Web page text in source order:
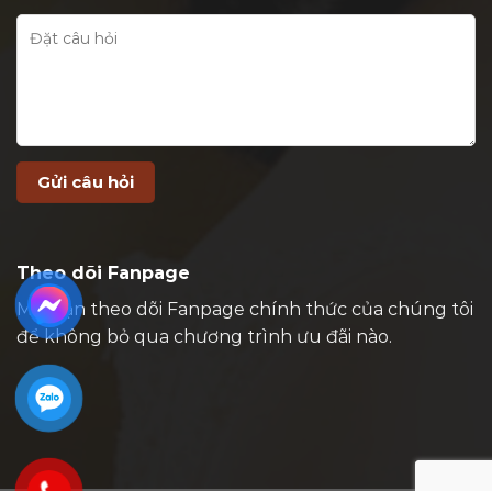
Theo dõi Fanpage
Mời bạn theo dõi Fanpage chính thức của chúng tôi
để không bỏ qua chương trình ưu đãi nào.